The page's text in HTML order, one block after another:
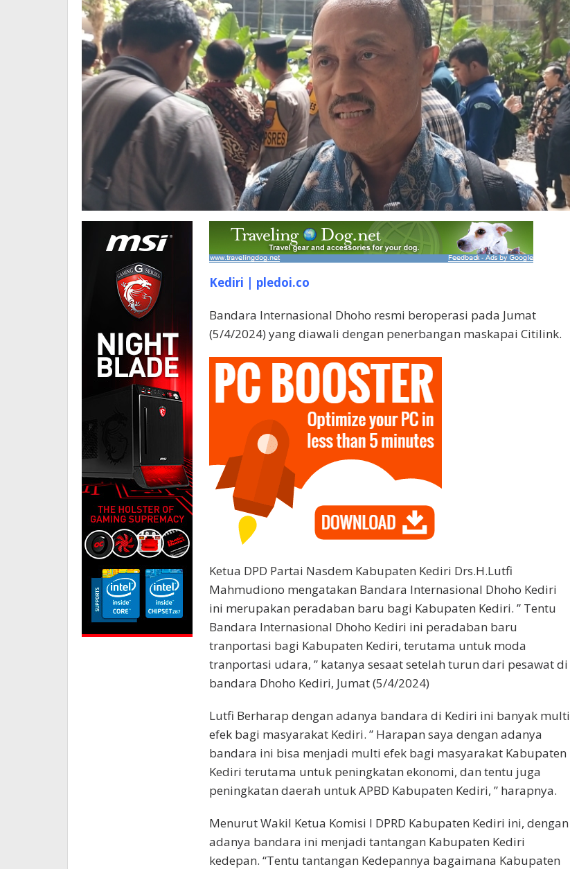
Kediri | pledoi.co
Bandara Internasional Dhoho resmi beroperasi pada Jumat
(5/4/2024) yang diawali dengan penerbangan maskapai Citilink.
Ketua DPD Partai Nasdem Kabupaten Kediri Drs.H.Lutfi
Mahmudiono mengatakan Bandara Internasional Dhoho Kediri
ini merupakan peradaban baru bagi Kabupaten Kediri. ” Tentu
Bandara Internasional Dhoho Kediri ini peradaban baru
tranportasi bagi Kabupaten Kediri, terutama untuk moda
tranportasi udara, ” katanya sesaat setelah turun dari pesawat di
bandara Dhoho Kediri, Jumat (5/4/2024)
Lutfi Berharap dengan adanya bandara di Kediri ini banyak multi
efek bagi masyarakat Kediri. ” Harapan saya dengan adanya
bandara ini bisa menjadi multi efek bagi masyarakat Kabupaten
Kediri terutama untuk peningkatan ekonomi, dan tentu juga
peningkatan daerah untuk APBD Kabupaten Kediri, ” harapnya.
Menurut Wakil Ketua Komisi I DPRD Kabupaten Kediri ini, dengan
adanya bandara ini menjadi tantangan Kabupaten Kediri
kedepan. “Tentu tantangan Kedepannya bagaimana Kabupaten